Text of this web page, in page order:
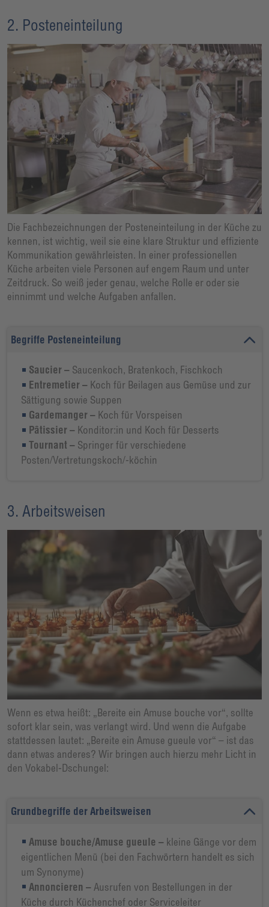
2. Posteneinteilung
Die Fachbezeichnungen der Posteneinteilung in der Küche zu
kennen, ist wichtig, weil sie eine klare Struktur und effiziente
Kommunikation gewährleisten. In einer professionellen
Küche arbeiten viele Personen auf engem Raum und unter
Zeitdruck. So weiß jeder genau, welche Rolle er oder sie
einnimmt und welche Aufgaben anfallen.
Begriffe Posteneinteilung
Saucier – Saucenkoch, Bratenkoch, Fischkoch
Entremetier – Koch für Beilagen aus Gemüse und zur
Sättigung sowie Suppen
Gardemanger – Koch für Vorspeisen
Pâtissier – Konditor:in und Koch für Desserts
Tournant – Springer für verschiedene
Posten/Vertretungskoch/-köchin
3. Arbeitsweisen
Wenn es etwa heißt: „Bereite ein Amuse bouche vor“, sollte
sofort klar sein, was verlangt wird. Und wenn die Aufgabe
stattdessen lautet: „Bereite ein Amuse gueule vor“ – ist das
dann etwas anderes? Wir bringen auch hierzu mehr Licht in
den Vokabel-Dschungel:
Grundbegriffe der Arbeitsweisen
Amuse bouche/Amuse gueule – kleine Gänge vor dem
eigentlichen Menü (bei den Fachwörtern handelt es sich
um Synonyme)
Annoncieren – Ausrufen von Bestellungen in der
Küche durch Küchenchef oder Serviceleiter